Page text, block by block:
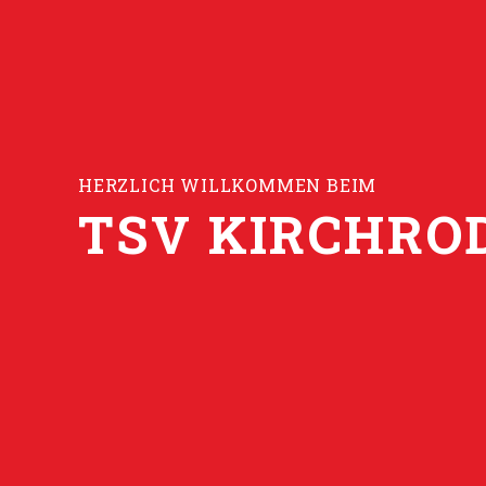
HERZLICH WILLKOMMEN BEIM
TSV